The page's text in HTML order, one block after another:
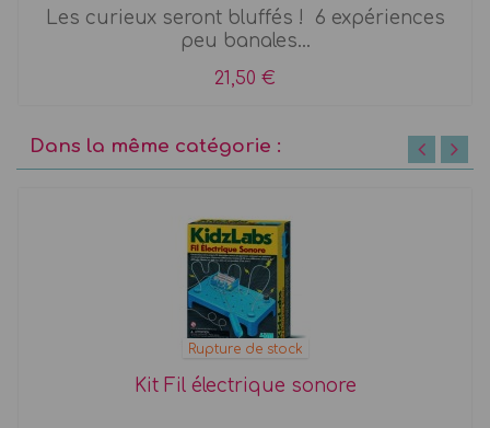
Les curieux seront bluffés ! 6 expériences
peu banales...
21,50 €
Dans la même catégorie :
Rupture de stock
Kit Fil électrique sonore